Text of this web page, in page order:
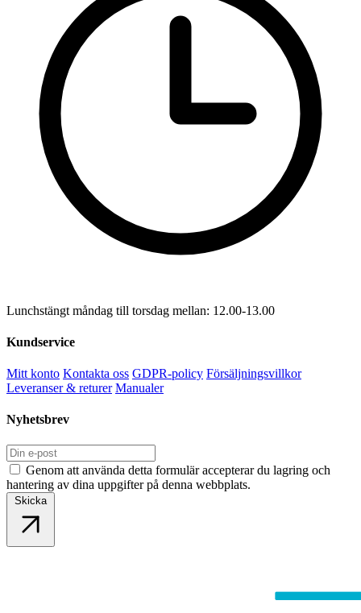
Lunchstängt måndag till torsdag mellan: 12.00-13.00
Kundservice
Mitt konto Kontakta oss GDPR-policy Försäljningsvillkor
Leveranser & returer Manualer
Nyhetsbrev
Genom att använda detta formulär accepterar du lagring och
hantering av dina uppgifter på denna webbplats.
Skicka